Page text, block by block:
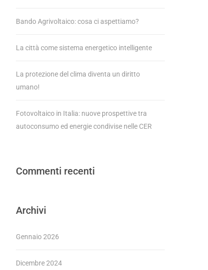
Bando Agrivoltaico: cosa ci aspettiamo?
La città come sistema energetico intelligente
La protezione del clima diventa un diritto
umano!
Fotovoltaico in Italia: nuove prospettive tra
autoconsumo ed energie condivise nelle CER
Commenti recenti
Archivi
Gennaio 2026
Dicembre 2024